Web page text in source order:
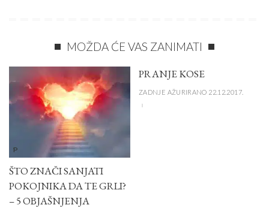
MOŽDA ĆE VAS ZANIMATI
P
ŠTO ZNAČI SANJATI
POKOJNIKA DA TE GRLI?
– 5 OBJAŠNJENJA
PRANJE KOSE
ZADNJE AŽURIRANO 22.12.2017.